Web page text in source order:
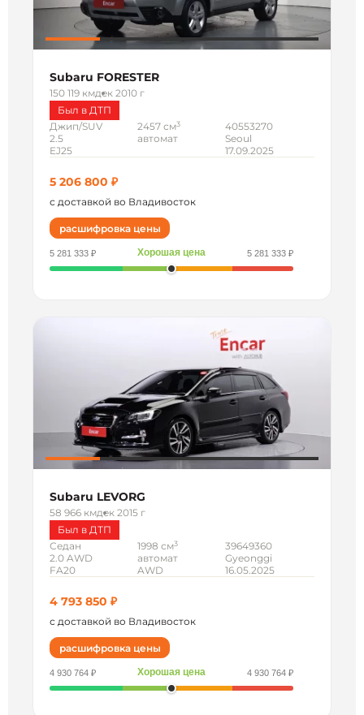
Subaru FORESTER
150 119 кмдек 2010 г
Был в ДТП
Джип/SUV
2.5
EJ25
2457 см3
автомат
40553270
Seoul
17.09.2025
5 206 800 ₽
с доставкой во Владивосток
расшифровка цены
5 281 333 ₽ Хорошая цена 5 281 333 ₽
Subaru LEVORG
58 966 кмдек 2015 г
Был в ДТП
Седан
2.0 AWD
FA20
1998 см3
автомат
AWD
39649360
Gyeonggi
16.05.2025
4 793 850 ₽
с доставкой во Владивосток
расшифровка цены
4 930 764 ₽ Хорошая цена 4 930 764 ₽